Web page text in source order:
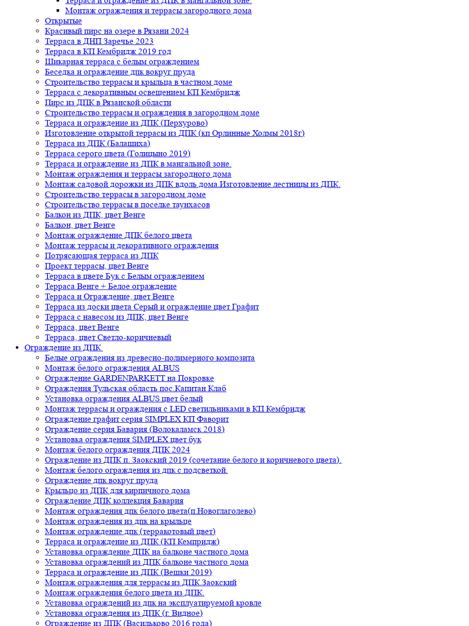
Монтаж ограждения и террасы загородного дома
Открытые
Красивый пирс на озере в Рязани 2024
Терраса в ДНП Заречье 2023
Терраса в КП Кембридж 2019 год
Шикарная терраса с белым ограждением
Беседка и ограждение дпк вокруг пруда
Строительство террасы и крыльца в частном доме
Терраса с декоративным освещением КП Кембридж
Пирс из ДПК в Рязанской области
Строительство террасы и ограждения в загородном доме
Терраса и ограждение из ДПК (Перхурово)
Изготовление открытой террасы из ДПК (кп Орлинные Холмы 2018г)
Терраса из ДПК (Балашиха)
Терраса серого цвета (Голицыно 2019)
Терраса и ограждение из ДПК в мангальной зоне.
Монтаж ограждения и террасы загородного дома
Монтаж садовой дорожки из ДПК вдоль дома.Изготовление лестницы из ДПК.
Строительство террасы в загородном доме
Строительство террасы в поселке таунхасов
Балкон из ДПК, цвет Венге
Балкон, цвет Венге
Монтаж ограждение ДПК белого цвета
Монтаж террасы и декоративного ограждения
Потрясающая терраса из ДПК
Проект террасы, цвет Венге
Терраса в цвете Бук с Белым ограждением
Терраса Венге + Белое ограждение
Терраса и Ограждение, цвет Венге
Терраса из доски цвета Серый и ограждение цвет Графит
Терраса с навесом из ДПК, цвет Венге
Терраса, цвет Венге
Терраса, цвет Светло-коричневый
Ограждение из ДПК
Белые ограждения из древесно-полимерного композита
Монтаж белого ограждения ALBUS
Ограждение GARDENPARKETT на Покровке
Ограждения Тульская область пос.Капитан Клаб
Установка ограждения ALBUS цвет белый
Монтаж террасы и ограждения с LED светильниками в КП Кембридж
Ограждение графит серия SIMPLEX КП Фаворит
Ограждение серия Бавария (Волокаламск 2018)
Установка ограждения SIMPLEX цвет бук
Монтаж белого ограждения ДПК 2024
Ограждение из ДПК п. Заокский 2019 (сочетание белого и коричневого цвета).
Монтаж белого ограждения из дпк с подсветкой.
Ограждение дпк вокруг пруда
Крыльцо из ДПК для кирпичного дома
Ограждение ДПК коллекция Бавария
Монтаж ограждения дпк белого цвета(п.Новоглаголево)
Монтаж ограждения из дпк на крыльце
Монтаж ограждение дпк (терракотовый цвет)
Терраса и ограждение из ДПК (КП Кемпридж)
Установка ограждение ДПК на балконе частного дома
Установка ограждений из ДПК балконе частного дома
Терраса и ограждение из ДПК (Вешки 2019)
Монтаж ограждения для террасы из ДПК.Заокский
Монтаж ограждения белого цвета из ДПК.
Установка ограждений из дпк на эксплуатируемой кровле
Установка ограждения из ДПК (г. Видное)
Ограждение из ДПК (Васильково 2016 года)